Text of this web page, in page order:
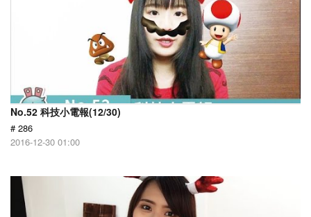
No.52 科技小電報(12/30)
# 286
2016-12-30 01:00